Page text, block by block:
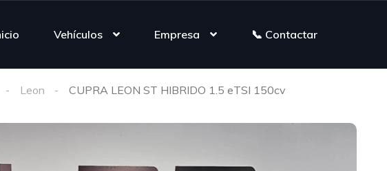
Vehículos Empresa 📞 Contactar
Leon CUPRA LEON ST HIBRIDO 1.5 eTSI 150cv